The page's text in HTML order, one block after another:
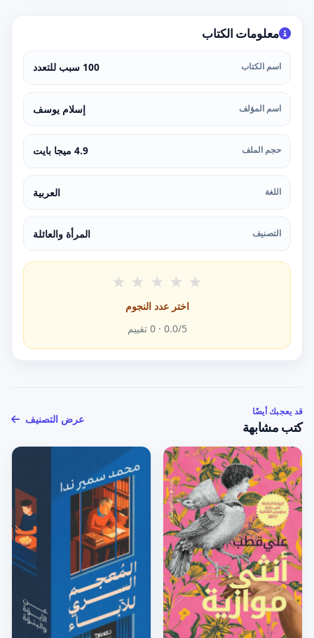
معلومات الكتاب
اسم الكتاب 100 سبب للتعدد
اسم المؤلف إسلام يوسف
حجم الملف 4.9 ميجا بايت
اللغة العربية
التصنيف المرأة والعائلة
★ ★ ★ ★ ★
اختر عدد النجوم
0.0/5 ·
0 تقييم
قد يعجبك أيضًا
كتب مشابهة
عرض التصنيف